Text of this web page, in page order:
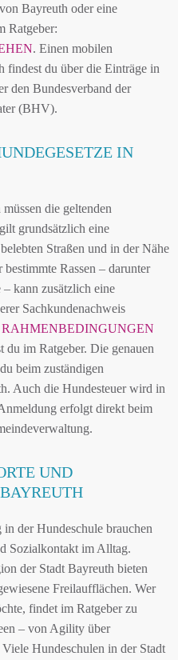
Bayreuth oder eine
Ratgeber:
. Einen mobilen
findest du über die Einträge in
den Bundesverband der
(BHV).
IN
die geltenden
grundsätzlich eine
Straßen und in der Nähe
Rassen – darunter
– kann zusätzlich eine
Sachkundenachweis
RAHMENBEDINGUNGEN
du im Ratgeber. Die genauen
beim zuständigen
Auch die Hundesteuer wird in
erfolgt direkt beim
UND
der Hundeschule brauchen
Sozialkontakt im Alltag.
der Stadt Bayreuth bieten
Freilaufflächen. Wer
findet im Ratgeber zu
– von Agility über
Hundeschulen in der Stadt